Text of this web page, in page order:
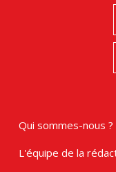
Qui sommes-nous ?
L'équipe de la